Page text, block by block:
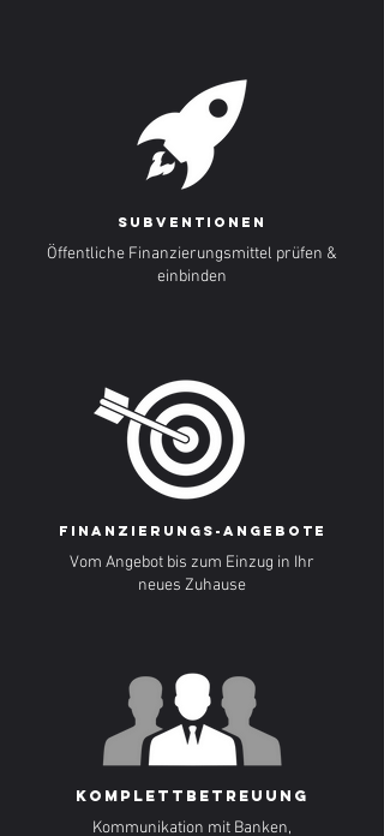
Subventionen
Öffentliche Finanzierungsmittel prüfen &
einbinden
Finanzierungs-angebote
Vom Angebot bis zum Einzug in Ihr
neues Zuhause
Komplettbetreuung
Kommunikation mit Banken,